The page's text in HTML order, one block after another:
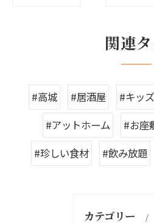
関連
#高城 #居酒屋 #キッ
#アットホーム
#お座
#珍しい食材
#飲み放題
カテゴリー